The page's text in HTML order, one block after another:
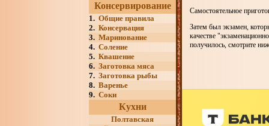
Консервирование
1. Общие правила
2. Консервация
3. Маринование
4. Соление
5. Квашение
6. Заготовка мяса
7. Заготовка рыбы
8. Варенье
9. Соки
Кухни
Полтавская
Самостоятельное
Затем был экзамен,
качестве
получилось, смотрите